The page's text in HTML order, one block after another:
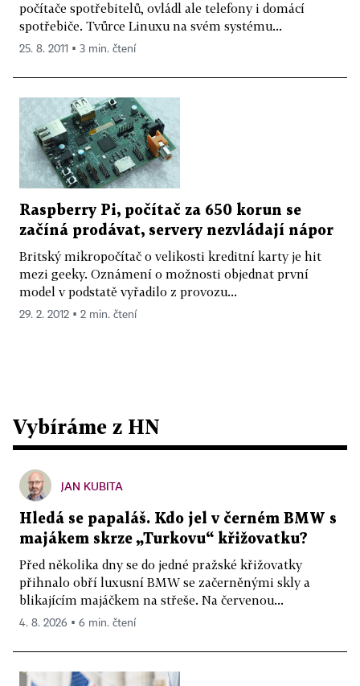
počítače spotřebitelů, ovládl ale telefony i domácí
spotřebiče. Tvůrce Linuxu na svém systému...
25. 8. 2011 ▪ 3 min. čtení
Raspberry Pi, počítač za 650 korun se
začíná prodávat, servery nezvládají nápor
Britský mikropočítač o velikosti kreditní karty je hit
mezi geeky. Oznámení o možnosti objednat první
model v podstatě vyřadilo z provozu...
29. 2. 2012 ▪ 2 min. čtení
Vybíráme z HN
JAN KUBITA
Hledá se papaláš. Kdo jel v černém BMW s
majákem skrze „Turkovu“ křižovatku?
Před několika dny se do jedné pražské křižovatky
přihnalo obří luxusní BMW se začerněnými skly a
blikajícím majáčkem na střeše. Na červenou...
4. 8. 2026 ▪ 6 min. čtení